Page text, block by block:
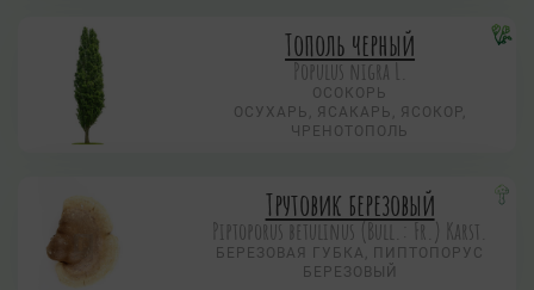
Тополь черный
Populus nigra L.
ОСОКОРЬ
ОСУХАРЬ, ЯСАКАРЬ, ЯСОКОР,
ЧРЕНОТОПОЛЬ
Трутовик березовый
Piptoporus betulinus (Bull.: Fr.) Karst.
БЕРЕЗОВАЯ ГУБКА, ПИПТОПОРУС
БЕРЕЗОВЫЙ